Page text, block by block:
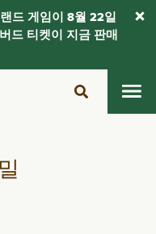
드 게임이 8월 22일
드 티켓이 지금 판매